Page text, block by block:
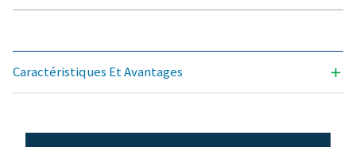
condensats de haute qualité empêchent l’humidité
opérations. Conçues pour la fiabilité,
énergétique et des performances fluides, ces
avancées protègent votre système tout en